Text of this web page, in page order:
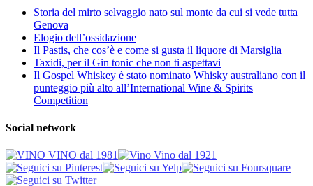
Storia del mirto selvaggio nato sul monte da cui si vede tutta
Genova
Elogio dell’ossidazione
Il Pastis, che cos’è e come si gusta il liquore di Marsiglia
Taxidi, per il Gin tonic che non ti aspettavi
Il Gospel Whiskey è stato nominato Whisky australiano con il
punteggio più alto all’International Wine & Spirits
Competition
Social network